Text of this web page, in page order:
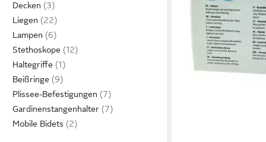
Decken
Liegen
Lampen
Stethoskope
Haltegriffe
Beißringe
Plissee-Befestigungen
Gardinenstangenhalter
Mobile Bidets
Heftpflaster
ab 3,44 €
lieferbar - in 4-5